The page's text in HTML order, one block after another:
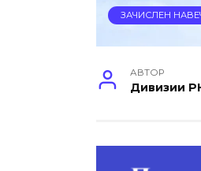
ЗАЧИСЛЕН
АВТОР
Дивизии